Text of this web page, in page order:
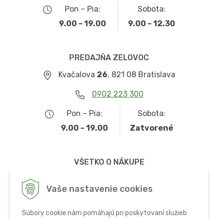
Vaše nastavenie cookies
Súbory cookie nám pomáhajú pri poskytovaní služieb
Pon – Pia:
9.00 – 19.00
Sobota:
9.00 – 12.30
PREDAJŇA ZELOVOC
Kvačalova 26, 821 08 Bratislava
0902 223 300
Pon – Pia:
9.00 – 19.00
Sobota:
Zatvorené
VŠETKO O NÁKUPE
Ochrana osobných údajov